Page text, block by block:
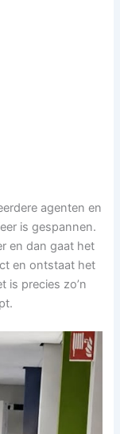
agenten en
is gespannen.
en dan gaat het
en ontstaat het
is precies zo’n